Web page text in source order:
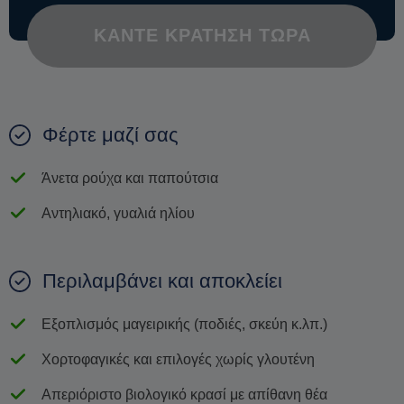
στην πιο αυθεντική της μορφή – μέσα από τα χέρια, την
καρδιά και το σπίτι μιας Ναξιώτισας. Και για να ξέρετε –
απρόσμενες εκπλήξεις σάς περιμένουν... κάποιες που
θα γευτείτε, άλλες που θα πάρετε μαζί σας.
ΚΆΝΤΕ ΚΡΆΤΗΣΗ ΤΏΡΑ
Φέρτε μαζί σας
Άνετα ρούχα και παπούτσια
Αντηλιακό, γυαλιά ηλίου
Περιλαμβάνει και αποκλείει
Εξοπλισμός μαγειρικής (ποδιές, σκεύη κ.λπ.)
Χορτοφαγικές και επιλογές χωρίς γλουτένη
Απεριόριστο βιολογικό κρασί με απίθανη θέα